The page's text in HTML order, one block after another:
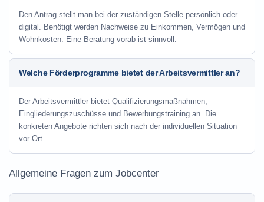
Den Antrag stellt man bei der zuständigen Stelle persönlich oder
digital. Benötigt werden Nachweise zu Einkommen, Vermögen und
Wohnkosten. Eine Beratung vorab ist sinnvoll.
Welche Förderprogramme bietet der Arbeitsvermittler an?
Der Arbeitsvermittler bietet Qualifizierungsmaßnahmen,
Eingliederungszuschüsse und Bewerbungstraining an. Die
konkreten Angebote richten sich nach der individuellen Situation
vor Ort.
Allgemeine Fragen zum Jobcenter